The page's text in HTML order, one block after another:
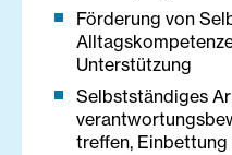
Förderung von
Unterstützung
Selbstständiges
treffen, Einbettung